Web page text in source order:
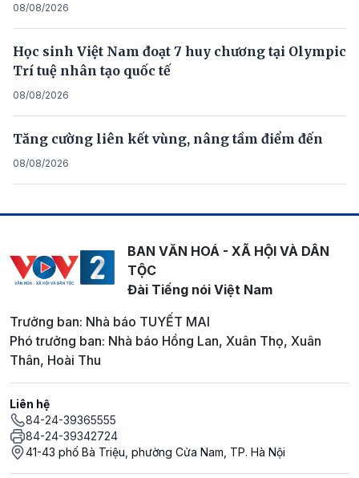
08/08/2026
Học sinh Việt Nam đoạt 7 huy chương tại Olympic
Trí tuệ nhân tạo quốc tế
08/08/2026
Tăng cường liên kết vùng, nâng tầm điểm đến
08/08/2026
BAN VĂN HOÁ - XÃ HỘI VÀ DÂN
TỘC
Đài Tiếng nói Việt Nam
Trưởng ban: Nhà báo TUYẾT MAI
Phó trưởng ban: Nhà báo Hồng Lan, Xuân Thọ, Xuân
Thân, Hoài Thu
Liên hệ
84-24-39365555
84-24-39342724
41-43 phố Bà Triệu, phường Cửa Nam, TP. Hà Nội